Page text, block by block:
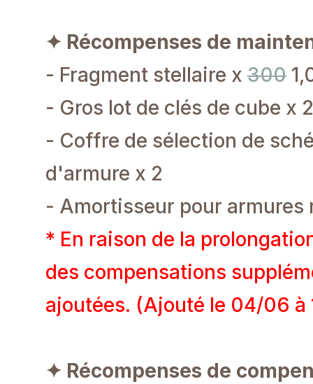
✦ Récompenses de
- Fragment stellaire x 300
- Gros lot de clés de cube x 2
- Coffre de sélection de
d'armure x 2
- Amortisseur pour armures
* En raison de la
des compensations
ajoutées. (Ajouté le 04/06 à
✦ Récompenses de